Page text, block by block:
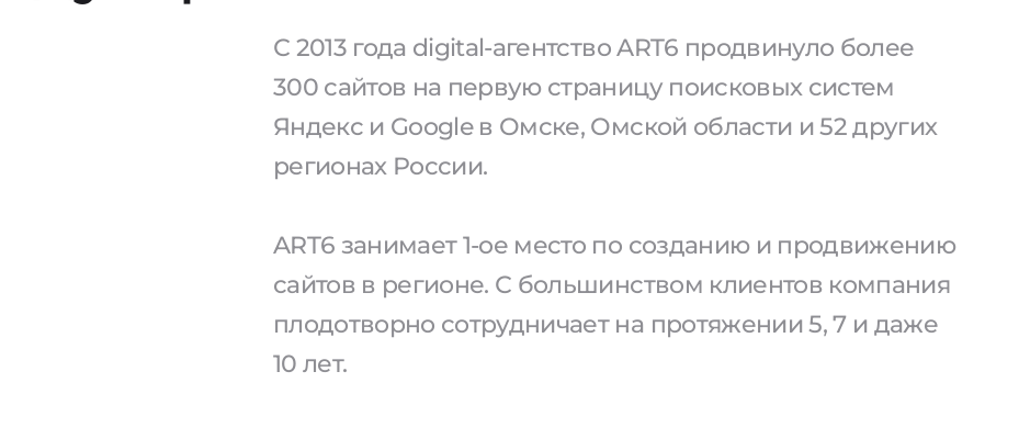
С 2013 года digital-агентство ART6 продвинуло более
300 сайтов на первую страницу поисковых систем
Яндекс и Google в Омске, Омской области и 52 других
регионах России.
ART6 занимает 1-ое место по созданию и продвижению
сайтов в регионе. С большинством клиентов компания
плодотворно сотрудничает на протяжении 5, 7 и даже
10 лет.